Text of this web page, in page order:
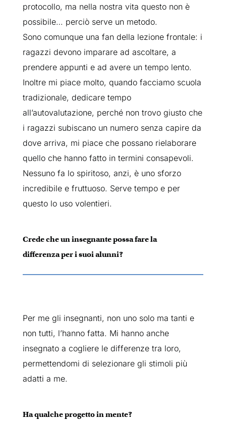
protocollo, ma nella nostra vita questo non è
possibile… perciò serve un metodo.
Sono comunque una fan della lezione frontale: i
ragazzi devono imparare ad ascoltare, a
prendere appunti e ad avere un tempo lento.
Inoltre mi piace molto, quando facciamo scuola
tradizionale, dedicare tempo
all’autovalutazione, perché non trovo giusto che
i ragazzi subiscano un numero senza capire da
dove arriva, mi piace che possano rielaborare
quello che hanno fatto in termini consapevoli.
Nessuno fa lo spiritoso, anzi, è uno sforzo
incredibile e fruttuoso. Serve tempo e per
questo lo uso volentieri.
Crede che un insegnante possa fare la
differenza per i suoi alunni?
Per me gli insegnanti, non uno solo ma tanti e
non tutti, l’hanno fatta. Mi hanno anche
insegnato a cogliere le differenze tra loro,
permettendomi di selezionare gli stimoli più
adatti a me.
Ha qualche progetto in mente?